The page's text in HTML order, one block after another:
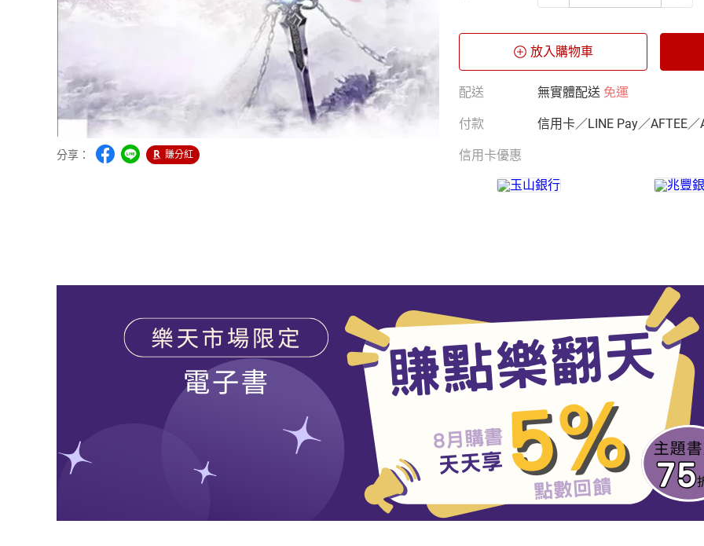
分享： 賺分紅
放入購物車
配送 無實體配送 免運
付款 信用卡／LINE Pay／AFTEE／
信用卡優惠